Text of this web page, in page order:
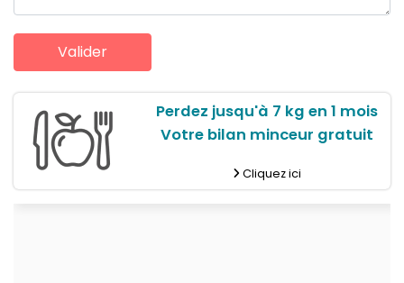
Perdez jusqu'à 7 kg en 1 mois
Votre bilan minceur gratuit
Cliquez ici